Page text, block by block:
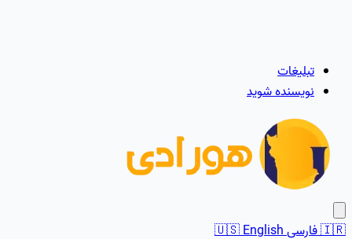
تبلیغات
نویسنده شوید
🇮🇷فارسی 🇺🇸English